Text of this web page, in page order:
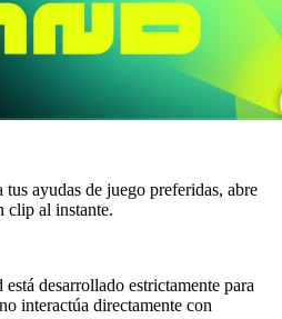
tus ayudas de juego preferidas, abre
clip al instante.
está desarrollado estrictamente para
interactúa directamente con